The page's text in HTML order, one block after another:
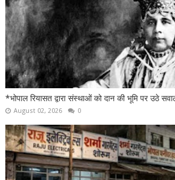
*भोपाल रियासत द्वारा संस्थाओं को दान की भूमि पर उठे
August 02, 2026 0